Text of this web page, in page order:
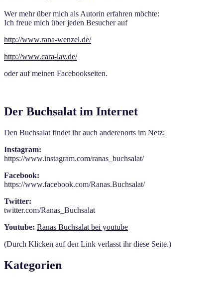
Wer mehr über mich als Autorin erfahren möchte:
Ich freue mich über jeden Besucher auf
http://www.rana-wenzel.de/
http://www.cara-lay.de/
oder auf meinen Facebookseiten.
Der Buchsalat im Internet
Den Buchsalat findet ihr auch anderenorts im Netz:
Instagram:
https://www.instagram.com/ranas_buchsalat/
Facebook:
https://www.facebook.com/Ranas.Buchsalat/
Twitter:
twitter.com/Ranas_Buchsalat
Youtube: Ranas Buchsalat bei youtube
(Durch Klicken auf den Link verlasst ihr diese Seite.)
Kategorien